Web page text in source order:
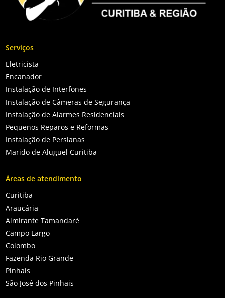
Serviços
Eletricista
Encanador
Instalação de Interfones
Instalação de Câmeras de Segurança
Instalação de Alarmes Residenciais
Pequenos Reparos e Reformas
Instalação de Persianas
Marido de Aluguel Curitiba
Áreas de atendimento
Curitiba
Araucária
Almirante Tamandaré
Campo Largo
Colombo
Fazenda Rio Grande
Pinhais
São José dos Pinhais